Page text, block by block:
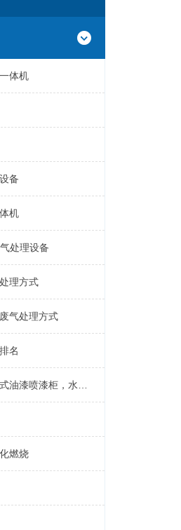
体机
备
机
处理设备
理方式
气处理方式
名
燃烧